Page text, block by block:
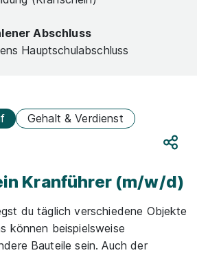
Abschluss
Hauptschulabschluss
Gehalt & Verdienst
Kranführer (m/w/d)
du täglich verschiedene Objekte
können beispielsweise
Bauteile sein. Auch der